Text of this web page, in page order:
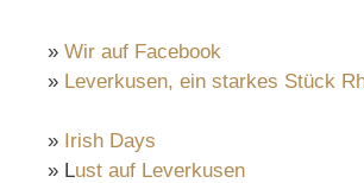
» Wir auf Facebook
» Leverkusen, ein starkes Stück
» Irish Days
» Lust auf Leverkusen